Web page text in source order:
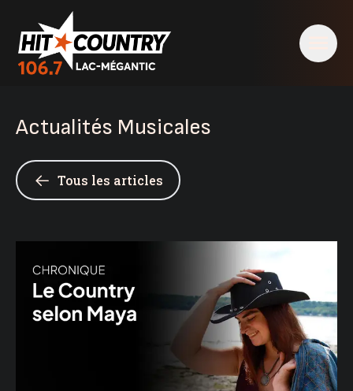
Actualités Musicales
Tous les articles